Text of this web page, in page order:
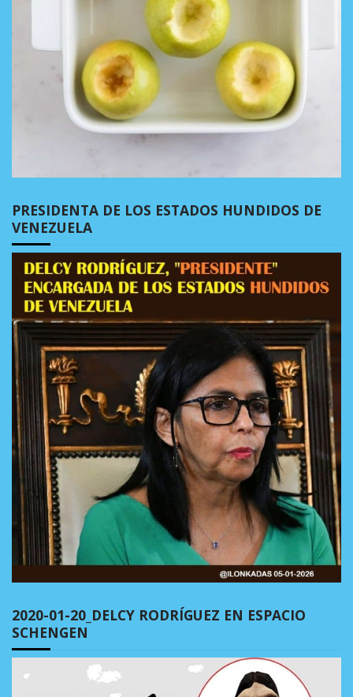
PRESIDENTA DE LOS ESTADOS HUNDIDOS DE
VENEZUELA
2020-01-20_DELCY RODRÍGUEZ EN ESPACIO
SCHENGEN